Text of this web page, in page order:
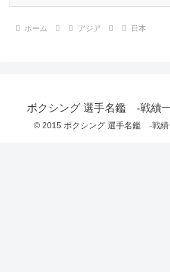
ホーム アジア 日本
ボクシング 選手名鑑 -戦績
© 2015 ボクシング 選手名鑑 -戦績